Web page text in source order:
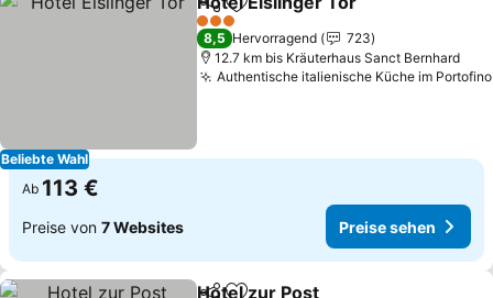
Beliebte Wahl
TeilenZu Favoriten hinzufügen
3 Sterne
8,5 Hervorragend
723
12.7 km bis Kräuterhaus Sanct Bernhard
Authentische italienische Küche im Portofino
Ab 113 €
Preise von 7 Websites Preise sehen
Hotel zur Post